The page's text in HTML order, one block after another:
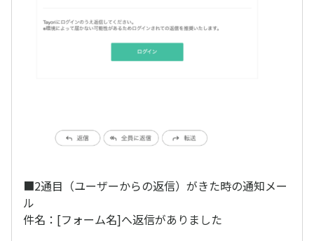
■2通目（ユーザーからの返信）がきた時の通知メー
ル
件名：[フォーム名]へ返信がありました